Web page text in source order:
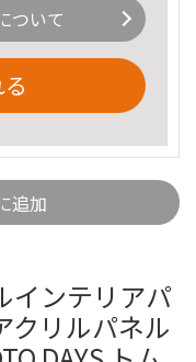
ついて
追加
インテリアパ
クリルパネル